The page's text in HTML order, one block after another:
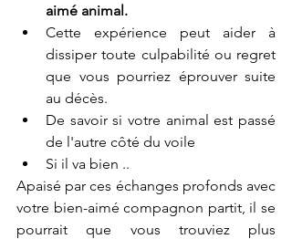
aimé animal.
Cette expérience peut aider à
dissiper toute culpabilité ou regret
que vous pourriez éprouver suite
au décès.
De savoir si votre animal est passé
de l'autre côté du voile
Si il va bien ..
Apaisé par ces échanges profonds avec
votre bien-aimé compagnon partit, il se
pourrait que vous trouviez plus